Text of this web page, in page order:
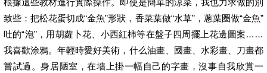
致些：把松花蛋切成“金魚”形狀，香菜葉做“水草”，蔥葉圈做“金魚”
吐的“泡”，用胡蘿卜花、小西紅柿等在盤子四周擺上花邊圖案……
我喜歡涂鴉。年輕時愛好美術，什么油畫、國畫、水彩畫、刀畫都
嘗試過。身居陋室，在墻上掛一幅自己的字畫，沒事自我欣賞一